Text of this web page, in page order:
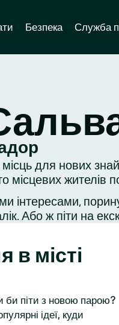
Безпека Служба
для нових
жителів
інтересами,
Або ж піти на
в місті
би піти з новою парою?
ідеї, куди